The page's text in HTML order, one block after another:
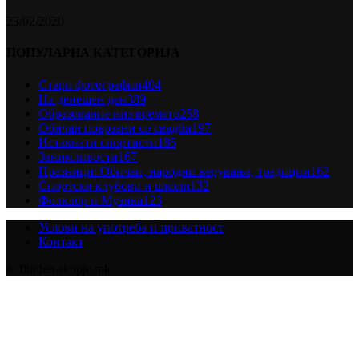
Стари фотографии404
На денешен ден389
Образование низ времето258
Обичаи поврзани со свадби197
Истакнати спортисти185
Занимливости167
Празници: Обичаи, народни верувања, традиции162
Спортски клубови и школи132
Фолклор и Музика123
Услови на употреба и приватност
Контакт